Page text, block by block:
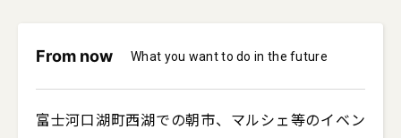
From now What you want to do in the future
富士河口湖町西湖での朝市、マルシェ等のイベン